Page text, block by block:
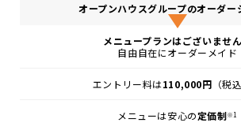
オープンハウスグループのオーダー
メニュープランはございません
自由自在にオーダーメイド
エントリー料は110,000円 （税
メニューは安心の定価制※1